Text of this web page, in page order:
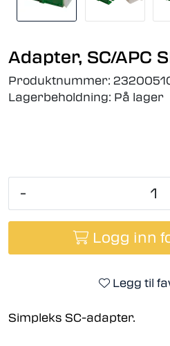
Adapter, SC/APC
Produktnummer:
Lagerbeholdning: På lager
-
Logg inn
Legg til
Simpleks SC-adapter.